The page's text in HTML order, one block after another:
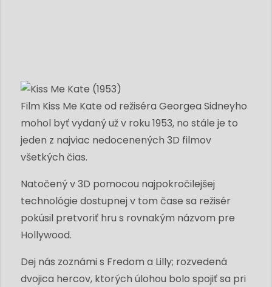
Film Kiss Me Kate od režiséra Georgea Sidneyho
mohol byť vydaný už v roku 1953, no stále je to
jeden z najviac nedocenených 3D filmov
všetkých čias.
Natočený v 3D pomocou najpokročilejšej
technológie dostupnej v tom čase sa režisér
pokúsil pretvoriť hru s rovnakým názvom pre
Hollywood.
Dej nás zoznámi s Fredom a Lilly; rozvedená
dvojica hercov, ktorých úlohou bolo spojiť sa pri